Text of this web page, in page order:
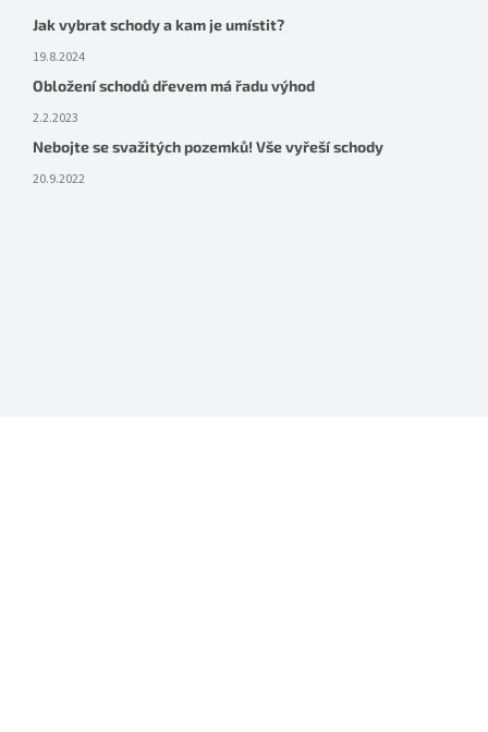
Jak vybrat schody a kam je umístit?
19.8.2024
Obložení schodů dřevem má řadu výhod
2.2.2023
Nebojte se svažitých pozemků! Vše vyřeší schody
20.9.2022